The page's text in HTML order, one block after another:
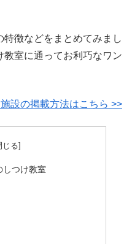
徴などをまとめてみまし
室に通ってお利巧なワン
設の掲載方法はこちら >>
しつけ教室